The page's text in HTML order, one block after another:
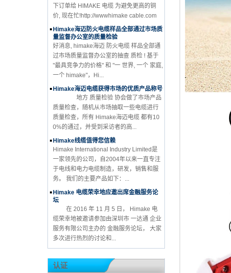
下订单给 HIMAKE 电缆 为避免更高的铜
价, 现在忙!http://wwwhimake cable.com
Himake海迈防火电缆样品全部通过市场质
量监督办公室的质量检验
好消息, himake海迈 防火电缆 样品全部通
过市场质量监督办公室的抽查 质检 ! 基于
"最具竞争力的价格" 和 "一 世界, 一个 家庭,
一个 himake"，Hi...
Himake海迈电缆获得市场的优质产品称号
地方 质量检验 协会做了市场产品
质量检查，随机从市场抽取一些电缆进行
质量检查，所有 Himake海迈电缆 都有10
0%的通过，并受到采访者的高...
Himake线缆值得您信赖
Himake International Industry Limited是
一家领先的公司，自2004年以来一直专注
于电线和电力电缆制造，研发，销售和服
务。 我们的主要产品如下：...
Himake 电缆荣幸地应邀出席金融服务论
坛
在 2016 年 11 月 5 日， Himake 电
缆荣幸地被邀请参加由深圳市 一达通 企业
服务有限公司主办的 金融服务论坛， 大家
多次进行热烈的讨论和...
认证